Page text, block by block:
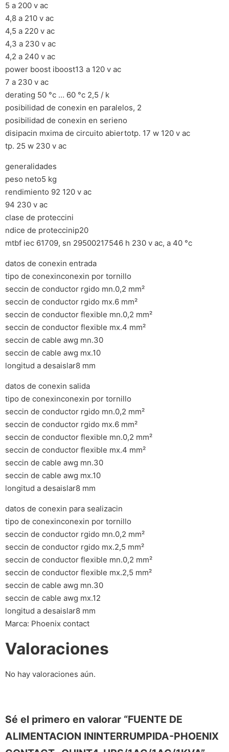
5 a 200 v ac
4,8 a 210 v ac
4,5 a 220 v ac
4,3 a 230 v ac
4,2 a 240 v ac
power boost iboost13 a 120 v ac
7 a 230 v ac
derating 50 °c … 60 °c 2,5 / k
posibilidad de conexin en paralelos, 2
posibilidad de conexin en serieno
disipacin mxima de circuito abiertotp. 17 w 120 v ac
tp. 25 w 230 v ac
generalidades
peso neto5 kg
rendimiento 92 120 v ac
94 230 v ac
clase de proteccini
ndice de proteccinip20
mtbf iec 61709, sn 29500217546 h 230 v ac, a 40 °c
datos de conexin entrada
tipo de conexinconexin por tornillo
seccin de conductor rgido mn.0,2 mm²
seccin de conductor rgido mx.6 mm²
seccin de conductor flexible mn.0,2 mm²
seccin de conductor flexible mx.4 mm²
seccin de cable awg mn.30
seccin de cable awg mx.10
longitud a desaislar8 mm
datos de conexin salida
tipo de conexinconexin por tornillo
seccin de conductor rgido mn.0,2 mm²
seccin de conductor rgido mx.6 mm²
seccin de conductor flexible mn.0,2 mm²
seccin de conductor flexible mx.4 mm²
seccin de cable awg mn.30
seccin de cable awg mx.10
longitud a desaislar8 mm
datos de conexin para sealizacin
tipo de conexinconexin por tornillo
seccin de conductor rgido mn.0,2 mm²
seccin de conductor rgido mx.2,5 mm²
seccin de conductor flexible mn.0,2 mm²
seccin de conductor flexible mx.2,5 mm²
seccin de cable awg mn.30
seccin de cable awg mx.12
longitud a desaislar8 mm
Marca: Phoenix contact
Valoraciones
No hay valoraciones aún.
Sé el primero en valorar “FUENTE DE
ALIMENTACION ININTERRUMPIDA-PHOENIX